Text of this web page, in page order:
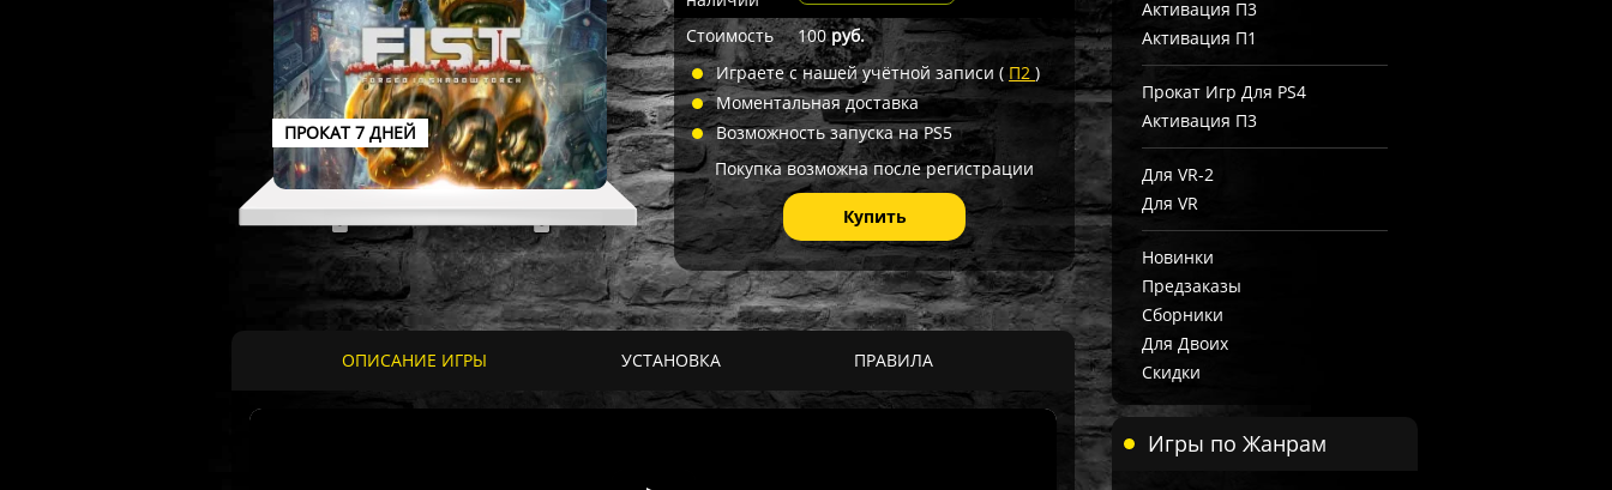
ПРОКАТ 7 ДНЕЙ
Стоимость 100руб.
Играете с нашей учётной записи ( П2)
Моментальная доставка
Возможность запуска на PS5
Покупка возможна после регистрации
Купить
ОПИСАНИЕ ИГРЫ УСТАНОВКА ПРАВИЛА
Активация П3
Активация П1
Прокат Игр Для PS4
Активация П3
Для VR-2
Для VR
Новинки
Предзаказы
Сборники
Для Двоих
Скидки
Игры по Жанрам